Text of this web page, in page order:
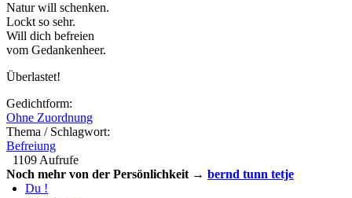
Natur will schenken.
Lockt so sehr.
Will dich befreien
vom Gedankenheer.
Überlastet!
Gedichtform:
Ohne Zuordnung
Thema / Schlagwort:
Befreiung
1109 Aufrufe
Noch mehr von der Persönlichkeit → bernd tunn tetje
Du !